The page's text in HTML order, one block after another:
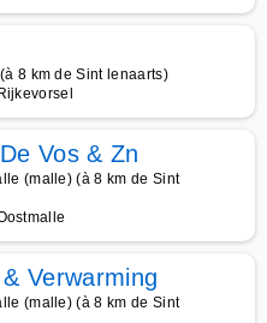
8 km de Sint lenaarts)
Vos & Zn
(malle) (à 8 km de Sint
Verwarming
(malle) (à 8 km de Sint